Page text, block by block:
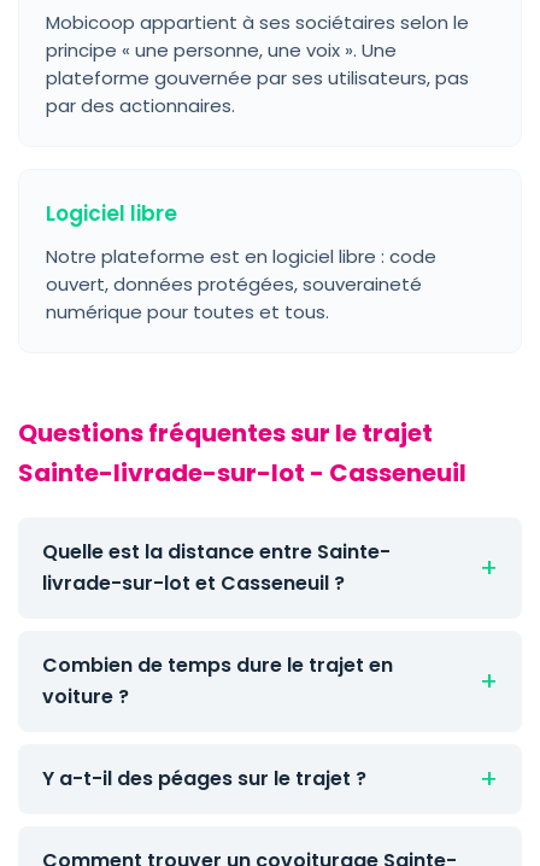
Mobicoop appartient à ses sociétaires selon le
principe « une personne, une voix ». Une
plateforme gouvernée par ses utilisateurs, pas
par des actionnaires.
Logiciel libre
Notre plateforme est en logiciel libre : code
ouvert, données protégées, souveraineté
numérique pour toutes et tous.
Questions fréquentes sur le trajet
Sainte-livrade-sur-lot - Casseneuil
Quelle est la distance entre Sainte-
livrade-sur-lot et Casseneuil ?
Combien de temps dure le trajet en
voiture ?
Y a-t-il des péages sur le trajet ?